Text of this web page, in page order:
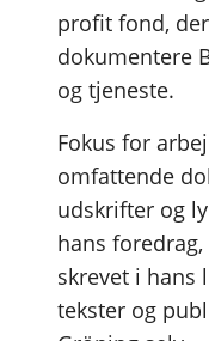
profit fond,
dokumentere
og tjeneste.
Fokus for
omfattende
udskrifter og
hans
skrevet i hans
tekster og